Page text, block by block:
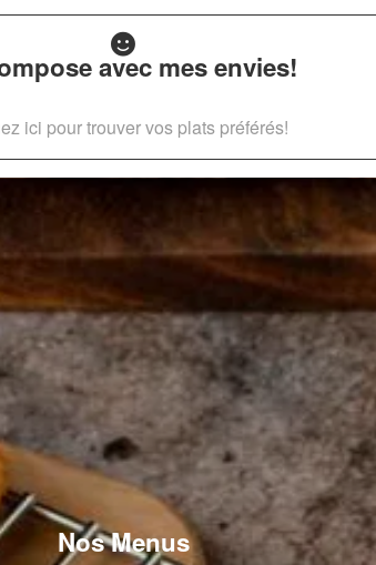
avec mes envies!
ici pour trouver vos plats préférés!
Nos Menus